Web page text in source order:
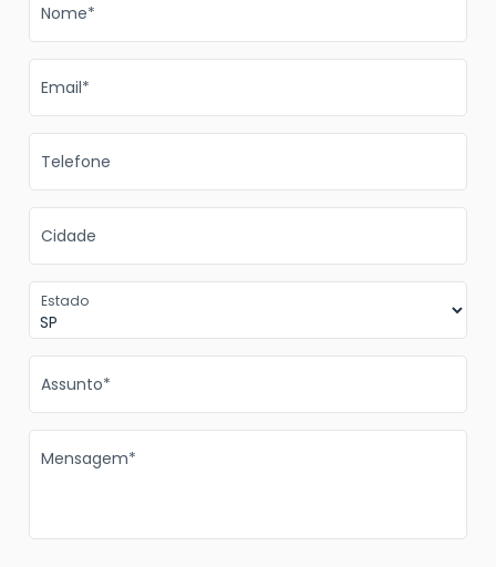
Nome*
Email*
Telefone
Cidade
Estado
Assunto*
Mensagem*